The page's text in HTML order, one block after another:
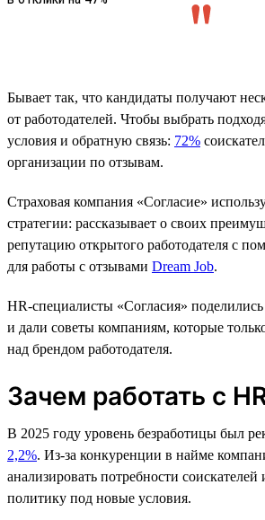
Бывает так, что кандидаты получают
от работодателей. Чтобы выбрать
условия и обратную связь: 72%
организации по отзывам.
Страховая компания «Согласие»
стратегии: рассказывает о своих
репутацию открытого работодателя с
для работы с отзывами Dream Job.
HR-cпециалисты «Согласия» поделились
и дали советы компаниям, которые
над брендом работодателя.
Зачем работать с
В 2025 году уровень безработицы был
2,2%. Из-за конкуренции в найме
анализировать потребности
политику под новые условия.